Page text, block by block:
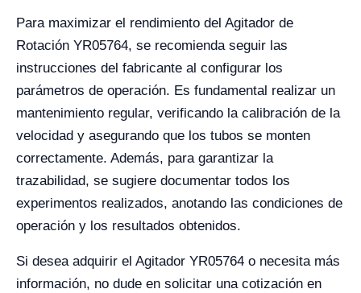
Para maximizar el rendimiento del Agitador de
Rotación YR05764, se recomienda seguir las
instrucciones del fabricante al configurar los
parámetros de operación. Es fundamental realizar un
mantenimiento regular, verificando la calibración de la
velocidad y asegurando que los tubos se monten
correctamente. Además, para garantizar la
trazabilidad, se sugiere documentar todos los
experimentos realizados, anotando las condiciones de
operación y los resultados obtenidos.
Si desea adquirir el Agitador YR05764 o necesita más
información, no dude en solicitar una cotización en